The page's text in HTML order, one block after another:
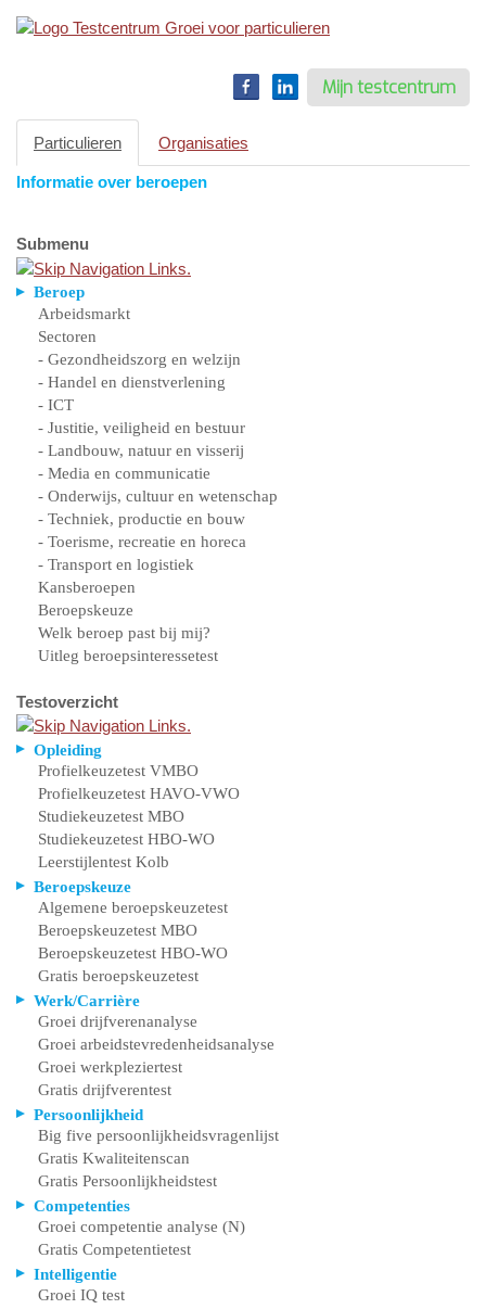
Mijn testcentrum
Particulieren Organisaties
Informatie over beroepen
Submenu
Beroep
Arbeidsmarkt
Sectoren
- Gezondheidszorg en welzijn
- Handel en dienstverlening
- ICT
- Justitie, veiligheid en bestuur
- Landbouw, natuur en visserij
- Media en communicatie
- Onderwijs, cultuur en wetenschap
- Techniek, productie en bouw
- Toerisme, recreatie en horeca
- Transport en logistiek
Kansberoepen
Beroepskeuze
Welk beroep past bij mij?
Uitleg beroepsinteressetest
Testoverzicht
Opleiding
Profielkeuzetest VMBO
Profielkeuzetest HAVO-VWO
Studiekeuzetest MBO
Studiekeuzetest HBO-WO
Leerstijlentest Kolb
Beroepskeuze
Algemene beroepskeuzetest
Beroepskeuzetest MBO
Beroepskeuzetest HBO-WO
Gratis beroepskeuzetest
Werk/Carrière
Groei drijfverenanalyse
Groei arbeidstevredenheidsanalyse
Groei werkpleziertest
Gratis drijfverentest
Persoonlijkheid
Big five persoonlijkheidsvragenlijst
Gratis Kwaliteitenscan
Gratis Persoonlijkheidstest
Competenties
Groei competentie analyse (N)
Gratis Competentietest
Intelligentie
Groei IQ test